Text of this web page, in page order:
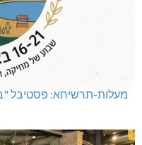
מעלות-תרשיחא: פסטיבל